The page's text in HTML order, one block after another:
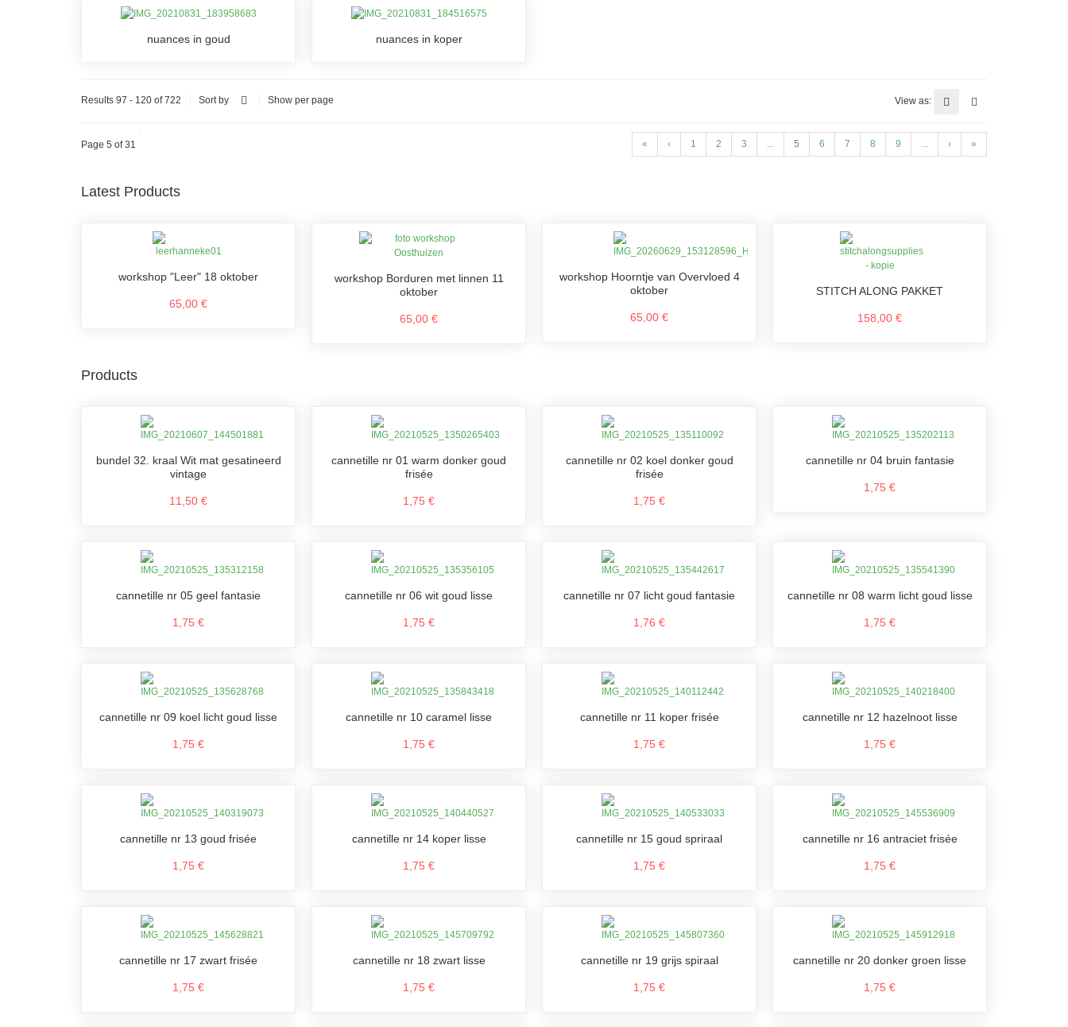
nuances in goud nuances in koper
Results 97 - 120 of 722 Sort by Show per page View as:
Page 5 of 31 « ‹ 1 2 3 ... 5 6 7 8 9 ... › »
Latest Products
workshop "Leer" 18 oktober
65,00 €
workshop Borduren met linnen 11
oktober
65,00 €
workshop Hoorntje van Overvloed 4
oktober
65,00 €
STITCH ALONG PAKKET
158,00 €
Products
bundel 32. kraal Wit mat gesatineerd
vintage
11,50 €
cannetille nr 01 warm donker goud
frisée
1,75 €
cannetille nr 02 koel donker goud
frisée
1,75 €
cannetille nr 04 bruin fantasie
1,75 €
cannetille nr 05 geel fantasie
1,75 €
cannetille nr 06 wit goud lisse
1,75 €
cannetille nr 07 licht goud fantasie
1,76 €
cannetille nr 08 warm licht goud lisse
1,75 €
cannetille nr 09 koel licht goud lisse
1,75 €
cannetille nr 10 caramel lisse
1,75 €
cannetille nr 11 koper frisée
1,75 €
cannetille nr 12 hazelnoot lisse
1,75 €
cannetille nr 13 goud frisée
1,75 €
cannetille nr 14 koper lisse
1,75 €
cannetille nr 15 goud spriraal
1,75 €
cannetille nr 16 antraciet frisée
1,75 €
cannetille nr 17 zwart frisée
1,75 €
cannetille nr 18 zwart lisse
1,75 €
cannetille nr 19 grijs spiraal
1,75 €
cannetille nr 20 donker groen lisse
1,75 €